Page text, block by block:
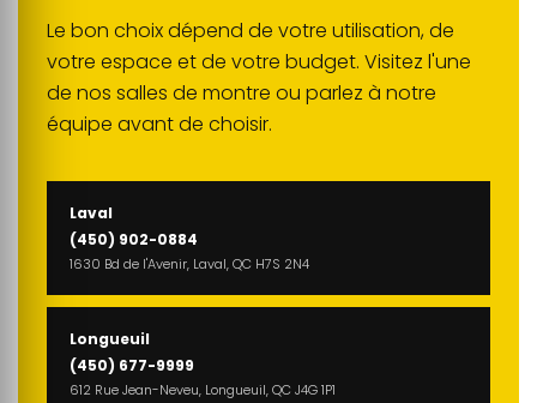
Le bon choix dépend de votre utilisation, de
votre espace et de votre budget. Visitez l'une
de nos salles de montre ou parlez à notre
équipe avant de choisir.
Laval
(450) 902-0884
1630 Bd de l'Avenir, Laval, QC H7S 2N4
Longueuil
(450) 677-9999
612 Rue Jean-Neveu, Longueuil, QC J4G 1P1